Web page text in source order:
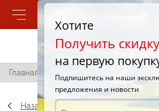
Позвонить
Главная / Continental ContiTrac 275/
Назад
Хотите
Получить
на первую
Подпишитесь на наши
предложения и новости